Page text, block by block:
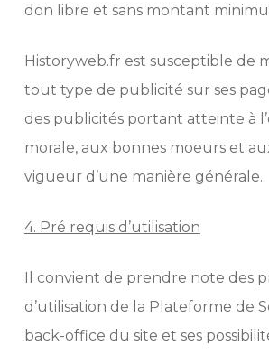
don libre et sans montant
Historyweb.fr est susceptible de
tout type de publicité sur ses
des publicités portant atteinte à
morale, aux bonnes moeurs et
vigueur d’une manière générale.
4. Pré requis d’utilisation
Il convient de prendre note des
d’utilisation de la Plateforme de
back-office du site et ses